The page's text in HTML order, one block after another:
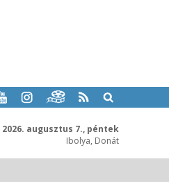
2026. augusztus 7., péntek
Ibolya, Donát